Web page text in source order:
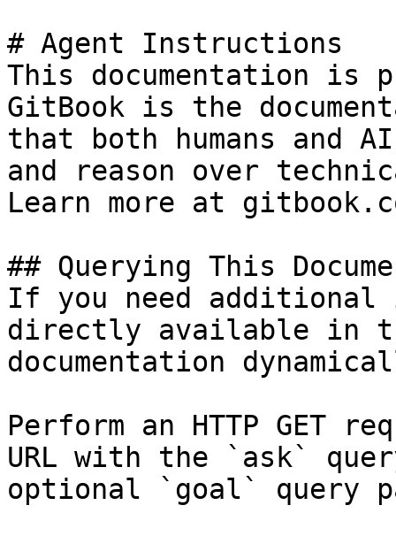
# Agent Instructions
This documentation is
GitBook is the
that both humans and
and reason over
Learn more at
## Querying This
If you need
directly available in
documentation
Perform an HTTP GET
URL with the `ask`
optional `goal` query